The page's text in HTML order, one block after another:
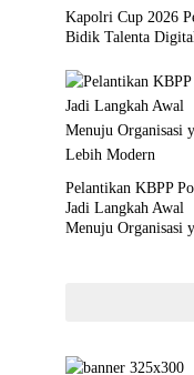
Kapolri Cup 2026
Bidik Talenta
Pelantikan KBPP
Jadi Langkah Awal
Menuju Organisasi